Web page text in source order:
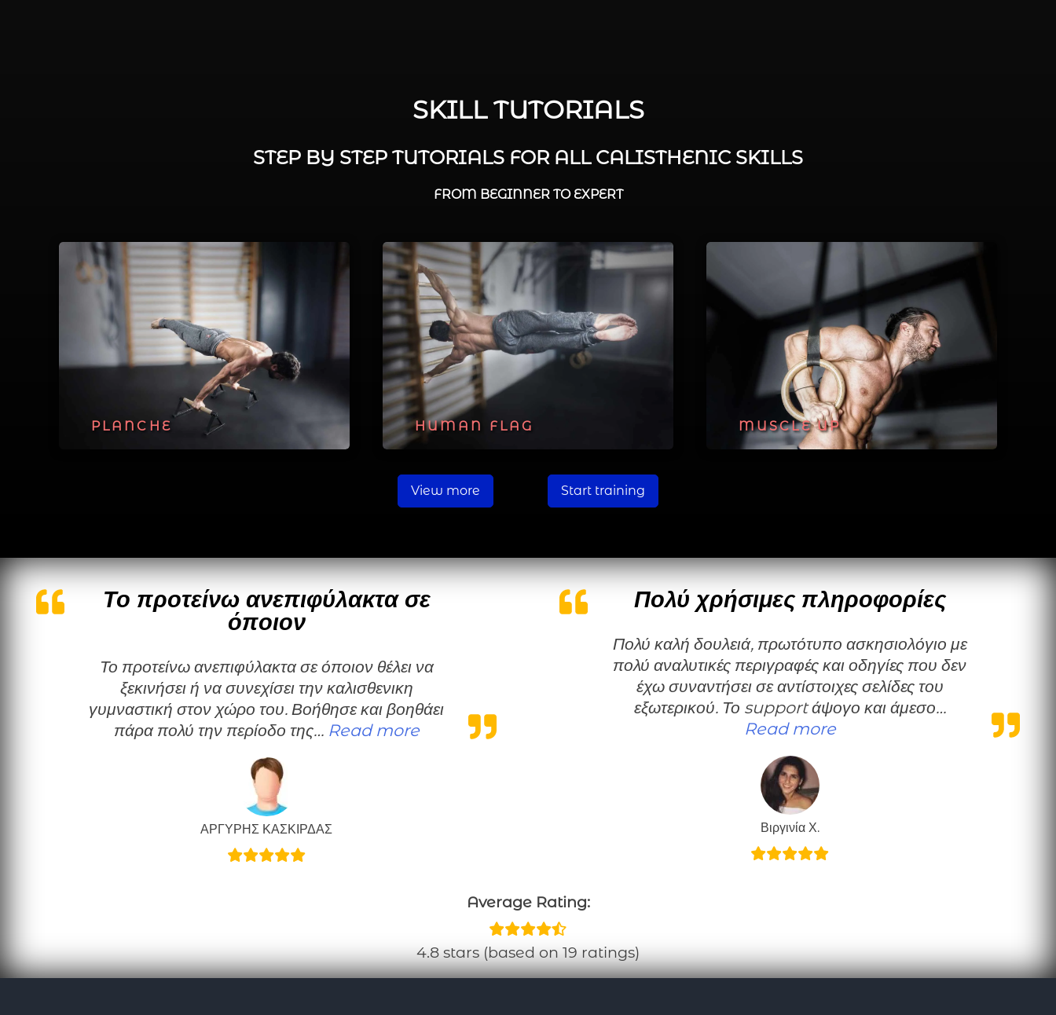
SKILL TUTORIALS
STEP BY STEP TUTORIALS FOR ALL CALISTHENIC SKILLS
FROM BEGINNER TO EXPERT
PLANCHE HUMAN FLAG MUSCLE UP
View more Start training
Το προτείνω ανεπιφύλακτα σε
όποιον
Το προτείνω ανεπιφύλακτα σε όποιον θέλει να
ξεκινήσει ή να συνεχίσει την καλισθενικη
γυμναστική στον χώρο του. Βοήθησε και βοηθάει
πάρα πολύ την περίοδο της… Read more“Το προτείνω ανεπιφύλακτα σε όποιον”
ΑΡΓΥΡΗΣ ΚΑΣΚΙΡΔΑΣ
Πολύ χρήσιμες πληροφορίες
Πολύ καλή δουλειά, πρωτότυπο ασκησιολόγιο με
πολύ αναλυτικές περιγραφές και οδηγίες που δεν
έχω συναντήσει σε αντίστοιχες σελίδες του
εξωτερικού. Το support άψογο και άμεσο…
Read more“Πολύ χρήσιμες πληροφορίες”
Βιργινία Χ.
Average Rating:
4.8 stars (based on 19 ratings)